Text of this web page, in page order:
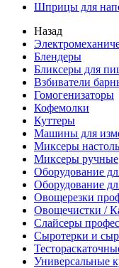
Шприцы для
Назад
Блендеры
Бликсеры для
Взбиватели
Гомогенизаторы
Кофемолки
Куттеры
Машины для
Миксеры
Миксеры ручные
Оборудование
Оборудование
Овощерезки
Овощечистки /
Слайсеры
Сыротерки и
Универсальные